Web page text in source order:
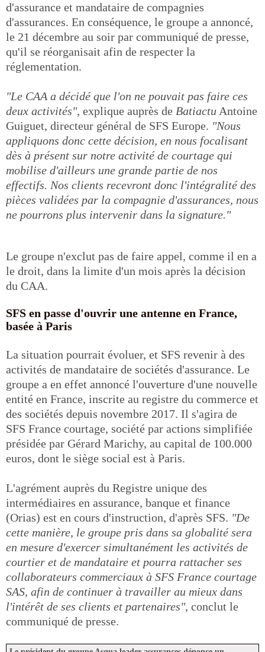
d'assurance et mandataire de compagnies
d'assurances. En conséquence, le groupe a annoncé,
le 21 décembre au soir par communiqué de presse,
qu'il se réorganisait afin de respecter la
réglementation.
"Le CAA a décidé que l'on ne pouvait pas faire ces
deux activités", explique auprès de Batiactu Antoine
Guiguet, directeur général de SFS Europe. "Nous
appliquons donc cette décision, en nous focalisant
dès à présent sur notre activité de courtage qui
mobilise d'ailleurs une grande partie de nos
effectifs. Nos clients recevront donc l'intégralité des
pièces validées par la compagnie d'assurances, nous
ne pourrons plus intervenir dans la signature."
Le groupe n'exclut pas de faire appel, comme il en a
le droit, dans la limite d'un mois après la décision
du CAA.
SFS en passe d'ouvrir une antenne en France,
basée à Paris
La situation pourrait évoluer, et SFS revenir à des
activités de mandataire de sociétés d'assurance. Le
groupe a en effet annoncé l'ouverture d'une nouvelle
entité en France, inscrite au registre du commerce et
des sociétés depuis novembre 2017. Il s'agira de
SFS France courtage, société par actions simplifiée
présidée par Gérard Marichy, au capital de 100.000
euros, dont le siège social est à Paris.
L'agrément auprès du Registre unique des
intermédiaires en assurance, banque et finance
(Orias) est en cours d'instruction, d'après SFS. "De
cette manière, le groupe pris dans sa globalité sera
en mesure d'exercer simultanément les activités de
courtier et de mandataire et pourra rattacher ses
collaborateurs commerciaux à SFS France courtage
SAS, afin de continuer à travailler au mieux dans
l'intérêt de ses clients et partenaires", conclut le
communiqué de presse.